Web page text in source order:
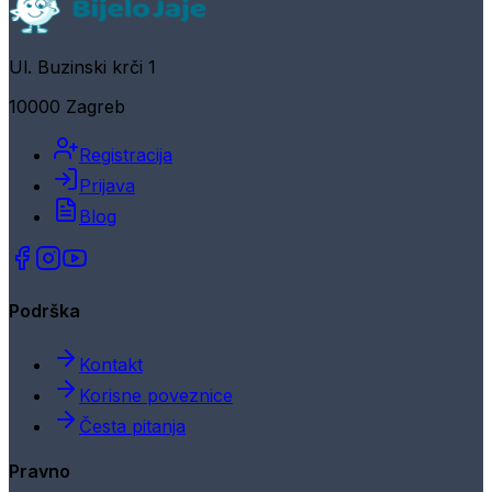
Ul. Buzinski krči 1
10000 Zagreb
Registracija
Prijava
Blog
Podrška
Kontakt
Korisne poveznice
Česta pitanja
Pravno